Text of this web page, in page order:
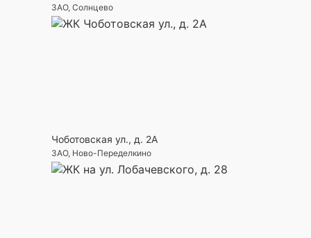
ЗАО, Солнцево
Чоботовская ул., д. 2А
ЗАО, Ново-Переделкино